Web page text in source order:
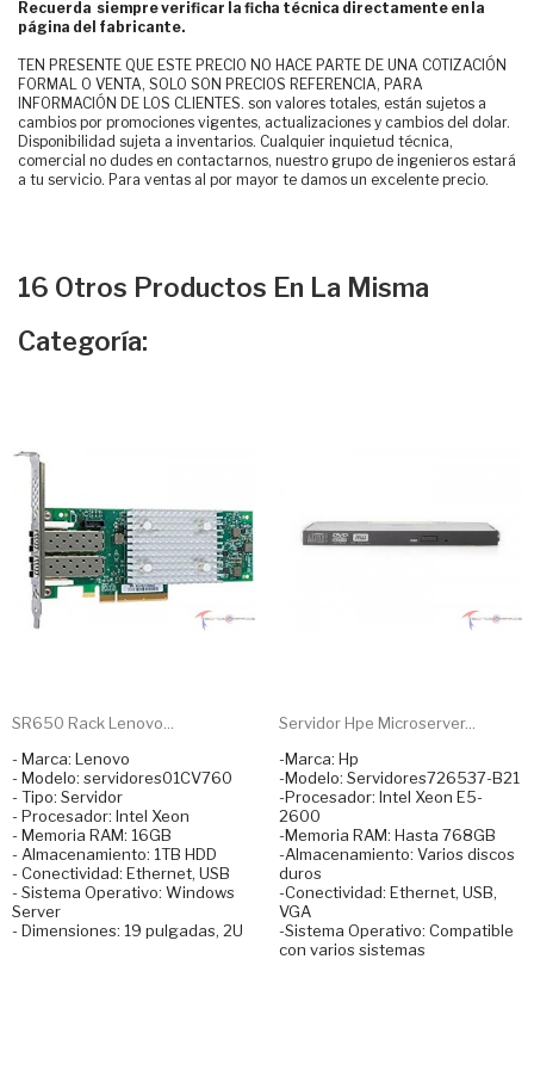
Recuerda siempre verificar la ficha técnica directamente en la
página del fabricante.
TEN PRESENTE QUE ESTE PRECIO NO HACE PARTE DE UNA COTIZACIÓN
FORMAL O VENTA, SOLO SON PRECIOS REFERENCIA, PARA
INFORMACIÓN DE LOS CLIENTES. son valores totales, están sujetos a
cambios por promociones vigentes, actualizaciones y cambios del dolar.
Disponibilidad sujeta a inventarios. Cualquier inquietud técnica,
comercial no dudes en contactarnos, nuestro grupo de ingenieros estará
a tu servicio. Para ventas al por mayor te damos un excelente precio.
16 Otros Productos En La Misma
Categoría:
SR650 Rack Lenovo...
- Marca: Lenovo
- Modelo: servidores01CV760
- Tipo: Servidor
- Procesador: Intel Xeon
- Memoria RAM: 16GB
- Almacenamiento: 1TB HDD
- Conectividad: Ethernet, USB
- Sistema Operativo: Windows
Server
- Dimensiones: 19 pulgadas, 2U
Servidor Hpe Microserver...
-Marca: Hp
-Modelo: Servidores726537-B21
-Procesador: Intel Xeon E5-
2600
-Memoria RAM: Hasta 768GB
-Almacenamiento: Varios discos
duros
-Conectividad: Ethernet, USB,
VGA
-Sistema Operativo: Compatible
con varios sistemas